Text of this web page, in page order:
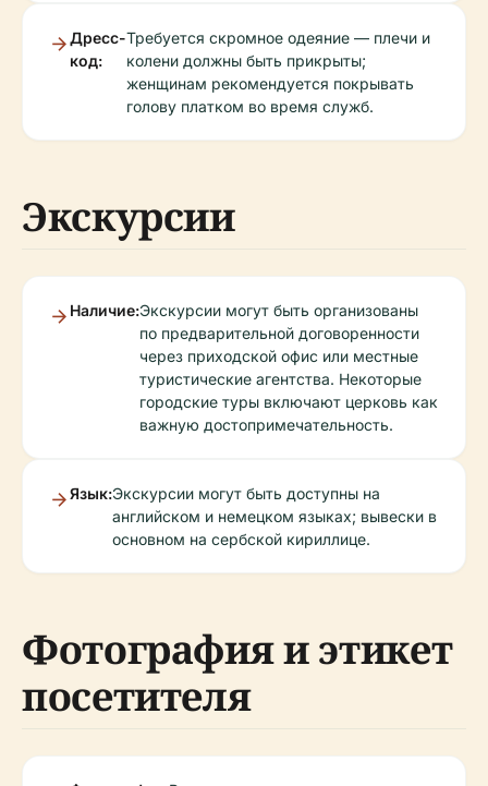
Дресс-
код:
Требуется скромное одеяние — плечи и
колени должны быть прикрыты;
женщинам рекомендуется покрывать
голову платком во время служб.
Экскурсии
Наличие:Экскурсии могут быть организованы
по предварительной договоренности
через приходской офис или местные
туристические агентства. Некоторые
городские туры включают церковь как
важную достопримечательность.
Язык:Экскурсии могут быть доступны на
английском и немецком языках; вывески в
основном на сербской кириллице.
Фотография и этикет
посетителя